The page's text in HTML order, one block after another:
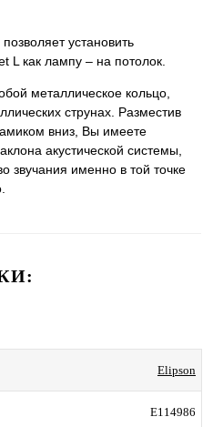
установить
L как лампу – на потолок.
металлическое кольцо,
струнах. Разместив
вниз, Вы имеете
акустической системы,
звучания именно в той точке
Elipson
E114986